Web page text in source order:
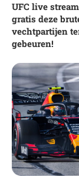
UFC live
gratis deze
vechtpartijen
gebeuren!